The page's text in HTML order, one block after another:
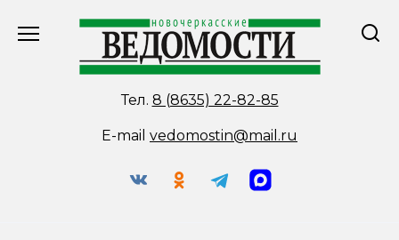
Тел. 8 (8635) 22-82-85
E-mail vedomostin@mail.ru